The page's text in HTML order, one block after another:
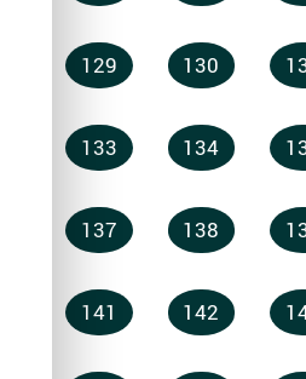
129 130
133 134
137 138
141 142